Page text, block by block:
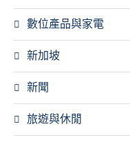
數位產品與家電
新加坡
新聞
旅遊與休閒